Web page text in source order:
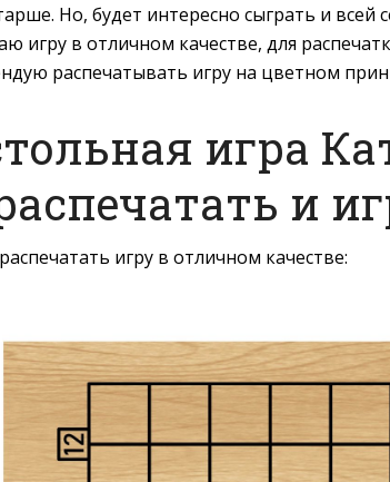
Но, будет интересно сыграть и всей
игру в отличном качестве, для
распечатывать игру на цветном
игра
и
игру в отличном качестве: